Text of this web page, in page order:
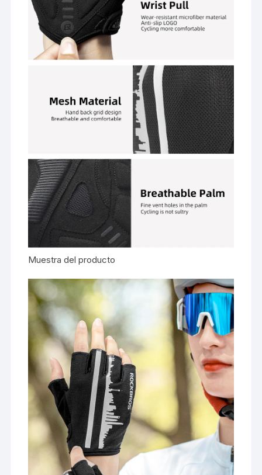
Muestra del producto